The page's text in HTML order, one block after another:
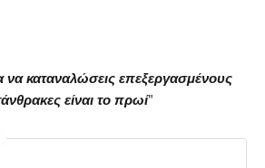
να καταναλώσεις επεξεργασμένους
είναι το πρωί"